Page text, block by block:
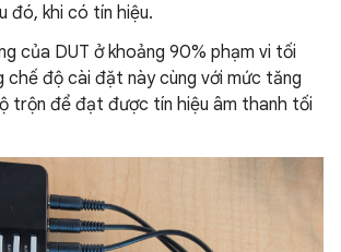
đó, khi có tín hiệu.
của DUT ở khoảng 90% phạm vi tối
chế độ cài đặt này cùng với mức tăng
trộn để đạt được tín hiệu âm thanh tối